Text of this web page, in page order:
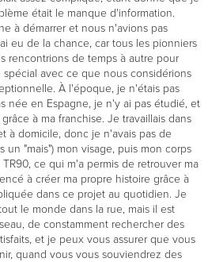
était le manque d'information.
à démarrer et nous n'avions pas
eu de la chance, car tous les pionniers
rencontrions de temps à autre pour
avec ce que nous considérions
À l'époque, je n'étais pas
née en Espagne, je n'y ai pas étudié, et
à ma franchise. Je travaillais dans
à domicile, donc je n'avais pas de
un "mais") mon visage, puis mon corps
ce qui m'a permis de retrouver ma
à créer ma propre histoire grâce à
dans ce projet au quotidien. Je
le monde dans la rue, mais il est
de constamment rechercher des
et je peux vous assurer que vous
quand vous vous souviendrez des